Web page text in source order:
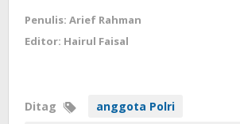
Penulis: Arief Rahman
Editor: Hairul Faisal
Ditag
anggota Polri